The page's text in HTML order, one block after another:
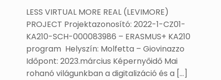
LESS VIRTUAL MORE REAL (LEVIMORE)
PROJECT Projektazonosító: 2022-1-CZ01-
KA210-SCH-000083986 – ERASMUS+ KA210
program Helyszín: Molfetta – Giovinazzo
Időpont: 2023.március Képernyőidő Mai
rohanó világunkban a digitalizáció és a […]